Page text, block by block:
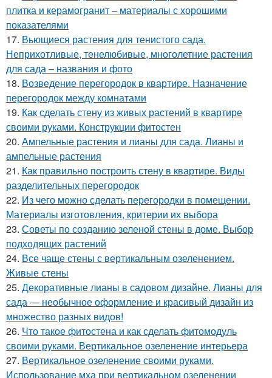
плитка и керамогранит – материалы с хорошими
показателями
17. Вьющиеся растения для тенистого сада.
Неприхотливые, тенелюбивые, многолетние растения
для сада – названия и фото
18. Возведение перегородок в квартире. Назначение
перегородок между комнатами
19. Как сделать стену из живых растений в квартире
своими руками. Конструкции фитостен
20. Ампельные растения и лианы для сада. Лианы и
ампельные растения
21. Как правильно построить стену в квартире. Виды
разделительных перегородок
22. Из чего можно сделать перегородки в помещении.
Материалы изготовления, критерии их выбора
23. Советы по созданию зеленой стены в доме. Выбор
подходящих растений
24. Все чаще стены с вертикальным озеленением.
Живые стены
25. Декоративные лианы в садовом дизайне. Лианы для
сада — необычное оформление и красивый дизайн из
множество разных видов!
26. Что такое фитостена и как сделать фитомодуль
своими руками. Вертикальное озеленение интерьера
27. Вертикальное озеленение своими руками.
Использование мха при вертикальном озеленении